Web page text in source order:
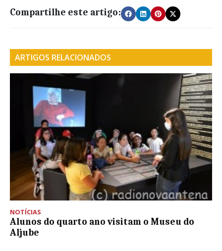
Compartilhe este artigo:
ARTIGOS RELACIONADOS
NOTÍCIAS
Alunos do quarto ano visitam o Museu do
Aljube